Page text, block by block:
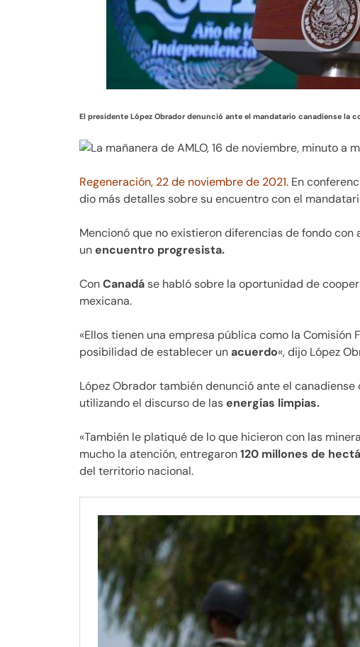
El presidente López Obrador denunció ante el mandatario canadiense la
Regeneración, 22 de noviembre de 2021. En
dio más detalles sobre su encuentro con el
Mencionó que no existieron diferencias de fondo
unencuentro progresista.
ConCanadáse habló sobre la oportunidad de
mexicana.
«Ellos tienen una empresa pública como la Comisión
posibilidad de establecer unacuerdo«, dijo López
López Obrador también denunció ante el
utilizando el discurso de lasenergías limpias.
«También le platiqué de lo que hicieron con las
mucho la atención, entregaron120 millones de
del territorio nacional.